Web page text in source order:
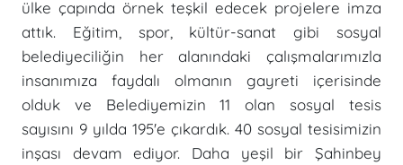
ülke çapında örnek teşkil edecek projelere imza
attık. Eğitim, spor, kültür-sanat gibi sosyal
belediyeciliğin her alanındaki çalışmalarımızla
insanımıza faydalı olmanın gayreti içerisinde
olduk ve Belediyemizin 11 olan sosyal tesis
sayısını 9 yılda 195'e çıkardık. 40 sosyal tesisimizin
inşası devam ediyor. Daha yeşil bir Şahinbey